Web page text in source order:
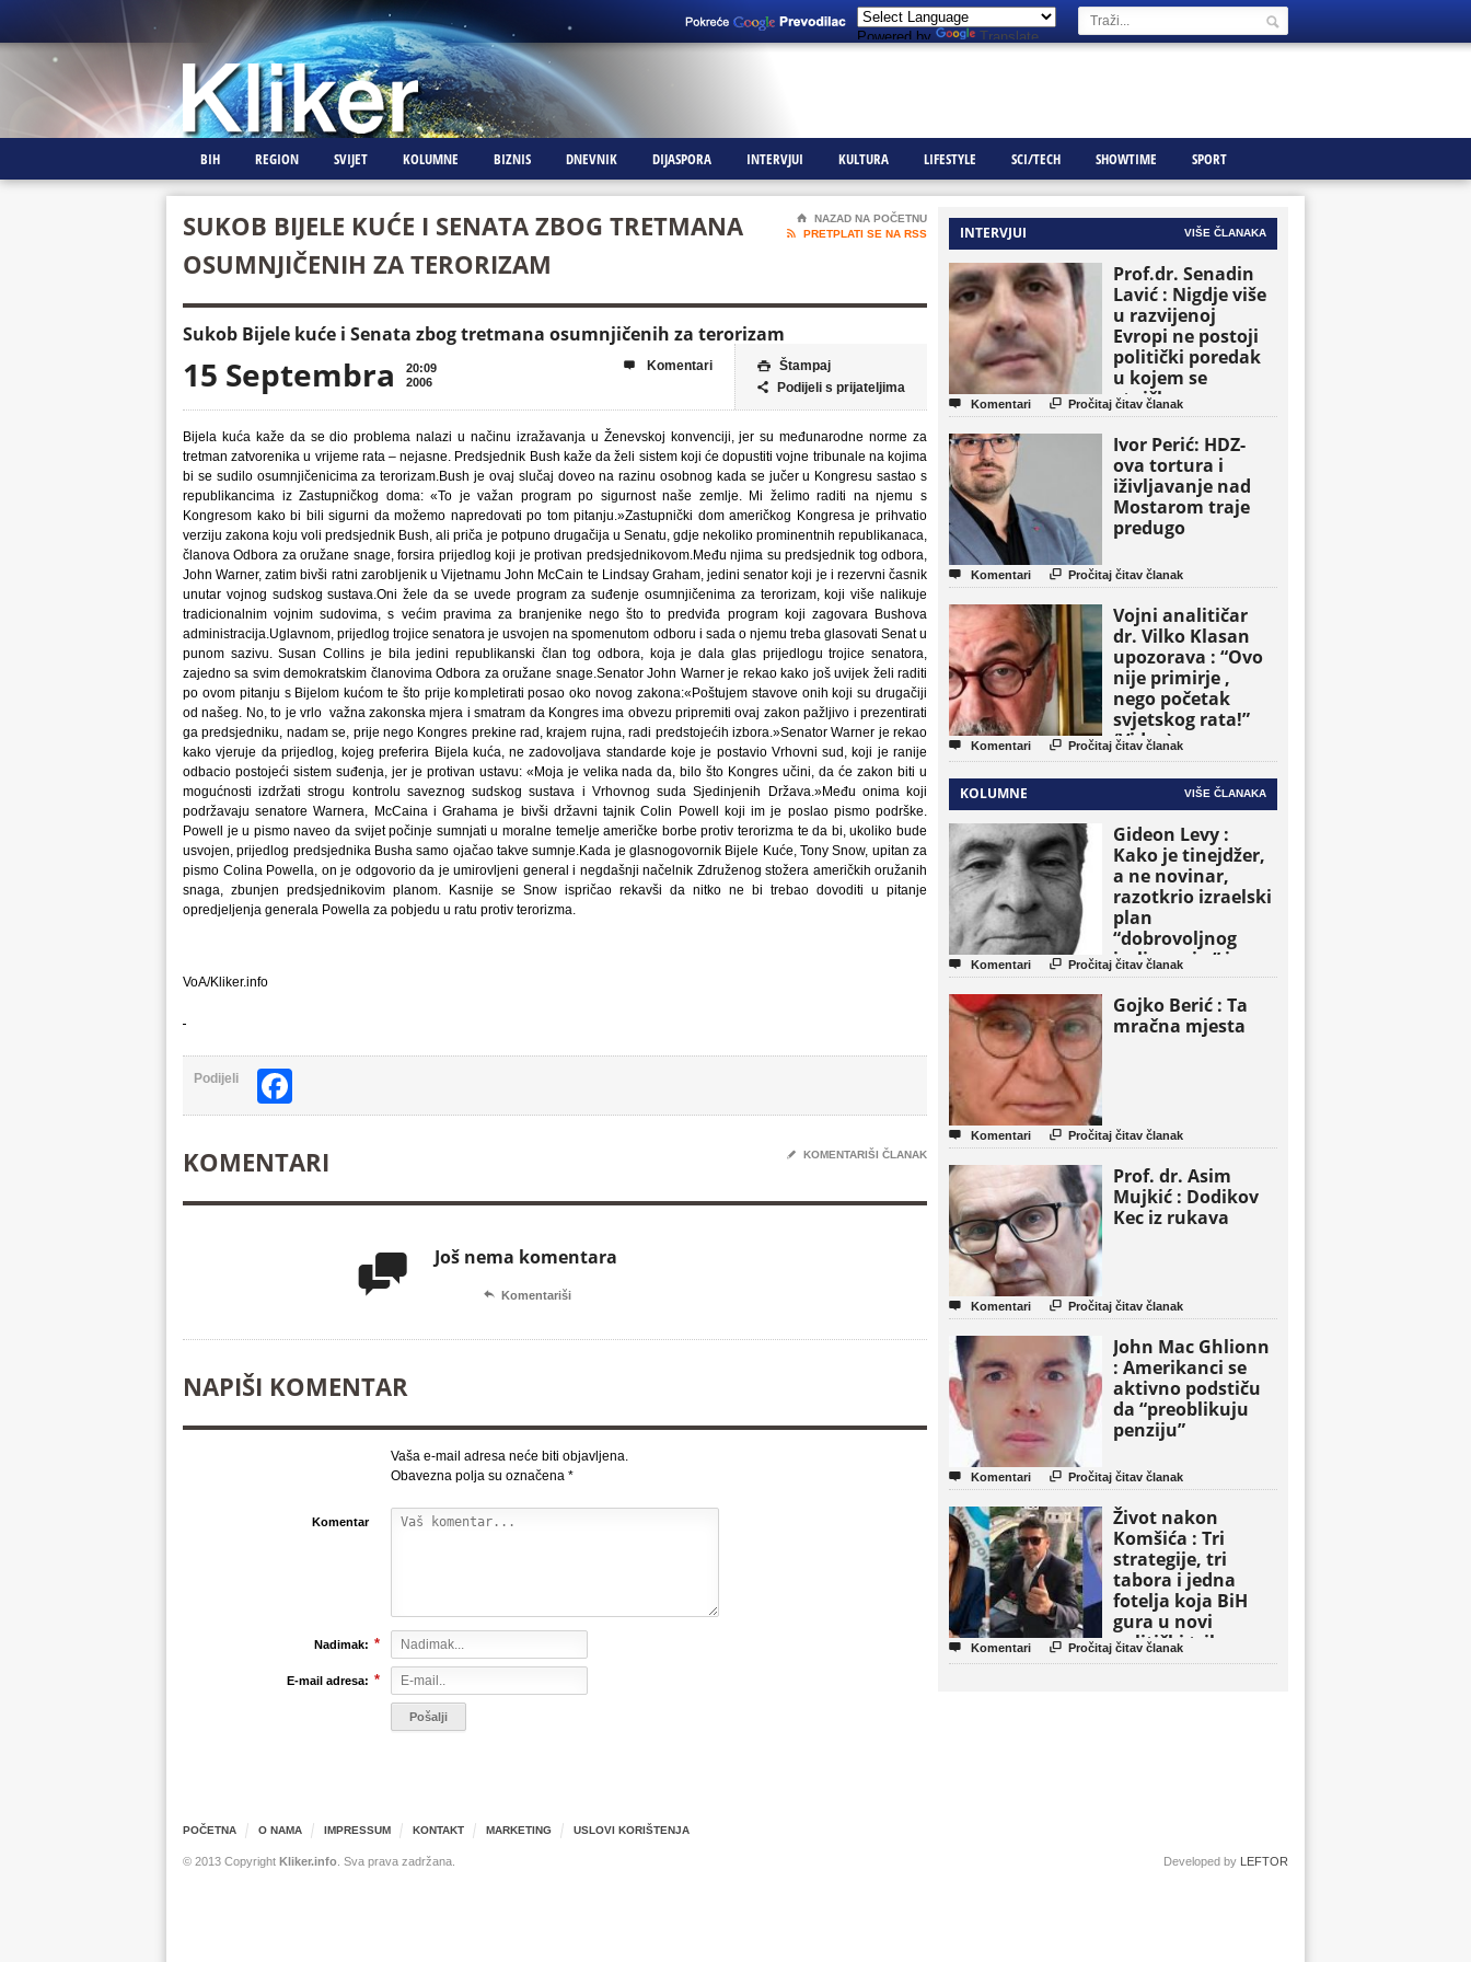
Powered by Translate
BIH REGION SVIJET KOLUMNE BIZNIS DNEVNIK DIJASPORA INTERVJUI KULTURA LIFESTYLE SCI/TECH SHOWTIME SPORT
SUKOB BIJELE KUĆE I SENATA ZBOG TRETMANA
OSUMNJIČENIH ZA TERORIZAM
⌂
NAZAD NA POČETNU

PRETPLATI SE NA RSS
Sukob Bijele kuće i Senata zbog tretmana osumnjičenih za terorizam
15 Septembra
20:09
2006
 Štampaj
 Podijeli s prijateljima
 Komentari
Bijela kuća kaže da se dio problema nalazi u načinu izražavanja u Ženevskoj konvenciji, jer su međunarodne norme za
tretman zatvorenika u vrijeme rata – nejasne. Predsjednik Bush kaže da želi sistem koji će dopustiti vojne tribunale na kojima
bi se sudilo osumnjičenicima za terorizam.Bush je ovaj slučaj doveo na razinu osobnog kada se jučer u Kongresu sastao s
republikancima iz Zastupničkog doma: «To je važan program po sigurnost naše zemlje. Mi želimo raditi na njemu s
Kongresom kako bi bili sigurni da možemo napredovati po tom pitanju.»Zastupnički dom američkog Kongresa je prihvatio
verziju zakona koju voli predsjednik Bush, ali priča je potpuno drugačija u Senatu, gdje nekoliko prominentnih republikanaca,
članova Odbora za oružane snage, forsira prijedlog koji je protivan predsjednikovom.Među njima su predsjednik tog odbora,
John Warner, zatim bivši ratni zarobljenik u Vijetnamu John McCain te Lindsay Graham, jedini senator koji je i rezervni časnik
unutar vojnog sudskog sustava.Oni žele da se uvede program za suđenje osumnjičenima za terorizam, koji više nalikuje
tradicionalnim vojnim sudovima, s većim pravima za branjenike nego što to predviđa program koji zagovara Bushova
administracija.Uglavnom, prijedlog trojice senatora je usvojen na spomenutom odboru i sada o njemu treba glasovati Senat u
punom sazivu. Susan Collins je bila jedini republikanski član tog odbora, koja je dala glas prijedlogu trojice senatora,
zajedno sa svim demokratskim članovima Odbora za oružane snage.Senator John Warner je rekao kako još uvijek želi raditi
po ovom pitanju s Bijelom kućom te što prije kompletirati posao oko novog zakona:«Poštujem stavove onih koji su drugačiji
od našeg. No, to je vrlo važna zakonska mjera i smatram da Kongres ima obvezu pripremiti ovaj zakon pažljivo i prezentirati
ga predsjedniku, nadam se, prije nego Kongres prekine rad, krajem rujna, radi predstojećih izbora.»Senator Warner je rekao
kako vjeruje da prijedlog, kojeg preferira Bijela kuća, ne zadovoljava standarde koje je postavio Vrhovni sud, koji je ranije
odbacio postojeći sistem suđenja, jer je protivan ustavu: «Moja je velika nada da, bilo što Kongres učini, da će zakon biti u
mogućnosti izdržati strogu kontrolu saveznog sudskog sustava i Vrhovnog suda Sjedinjenih Država.»Među onima koji
podržavaju senatore Warnera, McCaina i Grahama je bivši državni tajnik Colin Powell koji im je poslao pismo podrške.
Powell je u pismo naveo da svijet počinje sumnjati u moralne temelje američke borbe protiv terorizma te da bi, ukoliko bude
usvojen, prijedlog predsjednika Busha samo ojačao takve sumnje.Kada je glasnogovornik Bijele Kuće, Tony Snow, upitan za
pismo Colina Powella, on je odgovorio da je umirovljeni general i negdašnji načelnik Združenog stožera američkih oružanih
snaga, zbunjen predsjednikovim planom. Kasnije se Snow ispričao rekavši da nitko ne bi trebao dovoditi u pitanje
opredjeljenja generala Powella za pobjedu u ratu protiv terorizma.
VoA/Kliker.info
Podijeli
KOMENTARI ✎ KOMENTARIŠI ČLANAK
 Još nema komentara
 Komentariši
NAPIŠI KOMENTAR
Vaša e-mail adresa neće biti objavljena.
Obavezna polja su označena *
Komentar
Nadimak: *
E-mail adresa: *
INTERVJUI VIŠE ČLANAKA
Prof.dr. Senadin
Lavić : Nigdje više
u razvijenoj
Evropi ne postoji
politički poredak
u kojem se
etničke grupe
pojavljuju kao
osnovne političke
jedinice
 Komentari  Pročitaj čitav članak
Ivor Perić: HDZ-
ova tortura i
iživljavanje nad
Mostarom traje
predugo
 Komentari  Pročitaj čitav članak
Vojni analitičar
dr. Vilko Klasan
upozorava : “Ovo
nije primirje ,
nego početak
svjetskog rata!”
(Video)
 Komentari  Pročitaj čitav članak
KOLUMNE VIŠE ČLANAKA
Gideon Levy :
Kako je tinejdžer,
a ne novinar,
razotkrio izraelski
plan
“dobrovoljnog
iseljavanja ” iz
Gaze
 Komentari  Pročitaj čitav članak
Gojko Berić : Ta
mračna mjesta
 Komentari  Pročitaj čitav članak
Prof. dr. Asim
Mujkić : Dodikov
Kec iz rukava
 Komentari  Pročitaj čitav članak
John Mac Ghlionn
: Amerikanci se
aktivno podstiču
da “preoblikuju
penziju”
 Komentari  Pročitaj čitav članak
Život nakon
Komšića : Tri
strategije, tri
tabora i jedna
fotelja koja BiH
gura u novi
politički triler
 Komentari  Pročitaj čitav članak
POČETNA O NAMA IMPRESSUM KONTAKT MARKETING USLOVI KORIŠTENJA
© 2013 Copyright Kliker.info . Sva prava zadržana. Developed by LEFTOR